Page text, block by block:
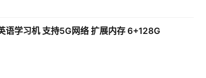
语学习机 支持5G网络 扩展内存 6+128G